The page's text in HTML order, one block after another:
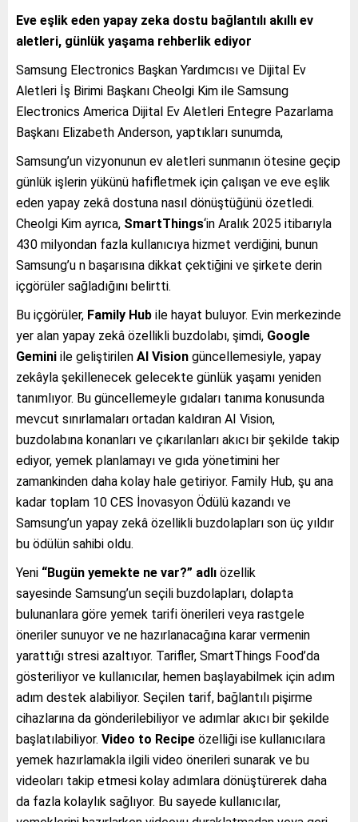
Eve eşlik eden yapay zeka dostu bağlantılı akıllı ev
aletleri, günlük yaşama rehberlik ediyor
Samsung Electronics Başkan Yardımcısı ve Dijital Ev
Aletleri İş Birimi Başkanı Cheolgi Kim ile Samsung
Electronics America Dijital Ev Aletleri Entegre Pazarlama
Başkanı Elizabeth Anderson, yaptıkları sunumda,
Samsung’un vizyonunun ev aletleri sunmanın ötesine geçip
günlük işlerin yükünü hafifletmek için çalışan ve eve eşlik
eden yapay zekâ dostuna nasıl dönüştüğünü özetledi.
Cheolgi Kim ayrıca, SmartThings‘in Aralık 2025 itibarıyla
430 milyondan fazla kullanıcıya hizmet verdiğini, bunun
Samsung’u n başarısına dikkat çektiğini ve şirkete derin
içgörüler sağladığını belirtti.
Bu içgörüler, Family Hub ile hayat buluyor. Evin merkezinde
yer alan yapay zekâ özellikli buzdolabı, şimdi, Google
Gemini ile geliştirilen AI Vision güncellemesiyle, yapay
zekâyla şekillenecek gelecekte günlük yaşamı yeniden
tanımlıyor. Bu güncellemeyle gıdaları tanıma konusunda
mevcut sınırlamaları ortadan kaldıran AI Vision,
buzdolabına konanları ve çıkarılanları akıcı bir şekilde takip
ediyor, yemek planlamayı ve gıda yönetimini her
zamankinden daha kolay hale getiriyor. Family Hub, şu ana
kadar toplam 10 CES İnovasyon Ödülü kazandı ve
Samsung’un yapay zekâ özellikli buzdolapları son üç yıldır
bu ödülün sahibi oldu.
Yeni “Bugün yemekte ne var?” adlı özellik
sayesinde Samsung’un seçili buzdolapları, dolapta
bulunanlara göre yemek tarifi önerileri veya rastgele
öneriler sunuyor ve ne hazırlanacağına karar vermenin
yarattığı stresi azaltıyor. Tarifler, SmartThings Food’da
gösteriliyor ve kullanıcılar, hemen başlayabilmek için adım
adım destek alabiliyor. Seçilen tarif, bağlantılı pişirme
cihazlarına da gönderilebiliyor ve adımlar akıcı bir şekilde
başlatılabiliyor. Video to Recipe özelliği ise kullanıcılara
yemek hazırlamakla ilgili video önerileri sunarak ve bu
videoları takip etmesi kolay adımlara dönüştürerek daha
da fazla kolaylık sağlıyor. Bu sayede kullanıcılar,